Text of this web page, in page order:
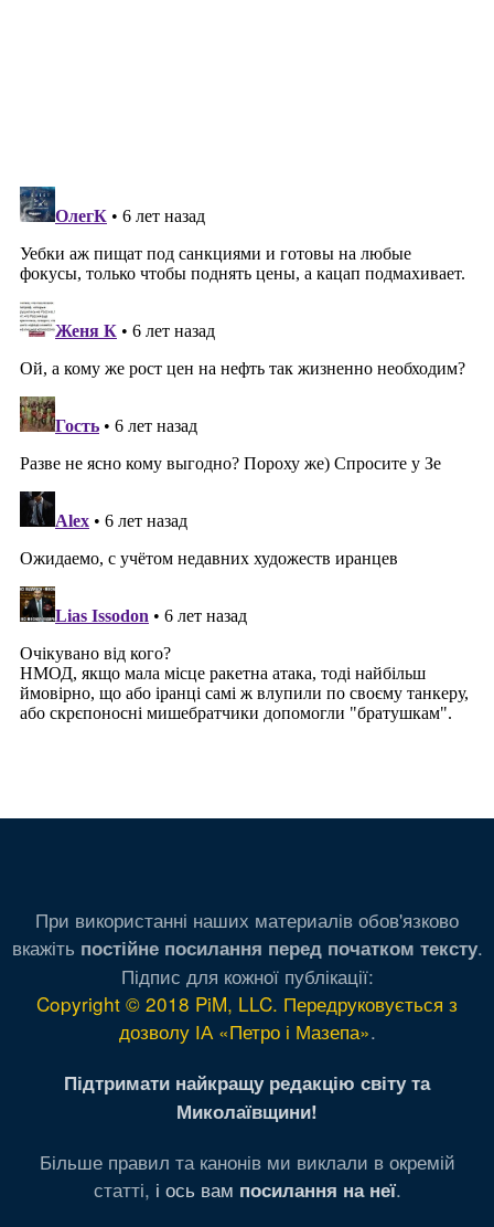
При використанні наших материалів обов'язково
вкажіть постійне посилання перед початком тексту.
Підпис для кожної публікації:
Copyright © 2018 PiM, LLC. Передруковується з
дозволу ІА «Петро і Мазепа».
Підтримати найкращу редакцію світу та
Миколаївщини!
Більше правил та канонів ми виклали в окремій
статті, і ось вам посилання на неї.